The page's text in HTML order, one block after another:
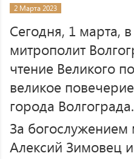
2 Марта 2023
Сегодня, 1 марта,
митрополит
чтение Великого
великое
города Волгограда.
За богослужением
Алексий Зимовец